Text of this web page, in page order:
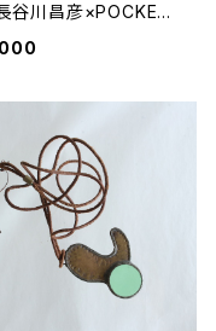
谷川昌彦×POCKENI
もネックレス［O］